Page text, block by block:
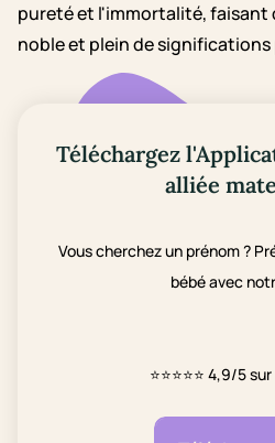
pureté et l'immortalité, faisant
noble et plein de
Téléchargez
alliée
Vous cherchez un prénom ?
bébé avec
⭐⭐⭐⭐⭐ 4,9/5 sur